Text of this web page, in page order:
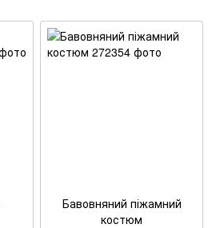
Бавовняний піжамний
костюм